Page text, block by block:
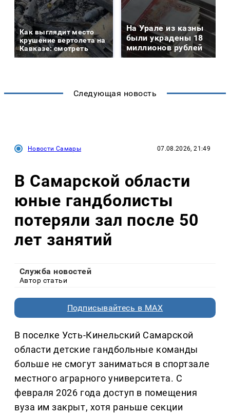
Как выглядит место
крушение вертолета на
Кавказе: смотреть
На Урале из казны
были украдены 18
миллионов рублей
Следующая новость
Новости Самары 07.08.2026, 21:49
В Самарской области
юные гандболисты
потеряли зал после 50
лет занятий
Служба новостей
Автор статьи
Подписывайтесь в MAX
В поселке Усть-Кинельский Самарской
области детские гандбольные команды
больше не смогут заниматься в спортзале
местного аграрного университета. С
февраля 2026 года доступ в помещения
вуза им закрыт, хотя раньше секции